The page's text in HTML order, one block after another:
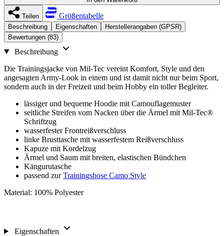
Teilen Größentabelle
Beschreibung Eigenschaften
Herstellerangaben (GPSR)
Bewertungen (83)
Beschreibung
Die Trainingsjacke von Mil-Tec vereint Komfort, Style und den
angesagten Army-Look in einem und ist damit nicht nur beim Sport,
sondern auch in der Freizeit und beim Hobby ein toller Begleiter.
lässiger und bequeme Hoodie mit Camouflagemuster
seitliche Streifen vom Nacken über die Ärmel mit Mil-Tec®
Schriftzug
wasserfester Frontreißverschluss
linke Brusttasche mit wasserfestem Reißverschluss
Kapuze mit Kordelzug
Ärmel und Saum mit breiten, elastischen Bündchen
Kängurutasche
passend zurTrainingshose Camo Style
Material: 100% Polyester
Eigenschaften